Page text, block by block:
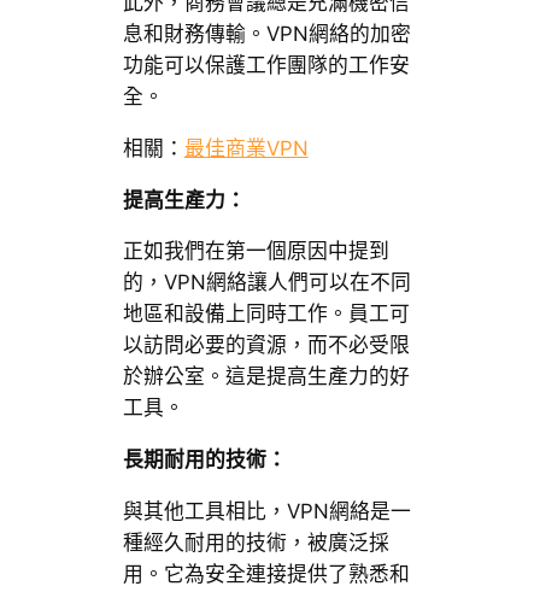
息和財務傳輸。VPN網絡的加密
功能可以保護工作團隊的工作安
全。
相關： 最佳商業VPN
提高生產力：
正如我們在第一個原因中提到
的，VPN網絡讓人們可以在不同
地區和設備上同時工作。員工可
以訪問必要的資源，而不必受限
於辦公室。這是提高生產力的好
工具。
長期耐用的技術：
與其他工具相比，VPN網絡是一
種經久耐用的技術，被廣泛採
用。它為安全連接提供了熟悉和